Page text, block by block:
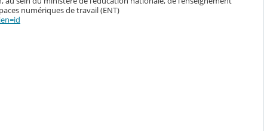
numériques de travail (ENT)